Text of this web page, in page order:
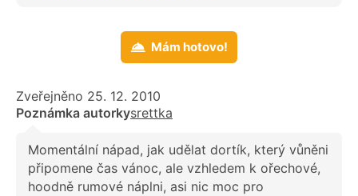
Mám hotovo!
Zveřejněno 25. 12. 2010
Poznámka autorkysrettka
Momentální nápad, jak udělat dortík, který vůněni
připomene čas vánoc, ale vzhledem k ořechové,
hoodně rumové náplni, asi nic moc pro